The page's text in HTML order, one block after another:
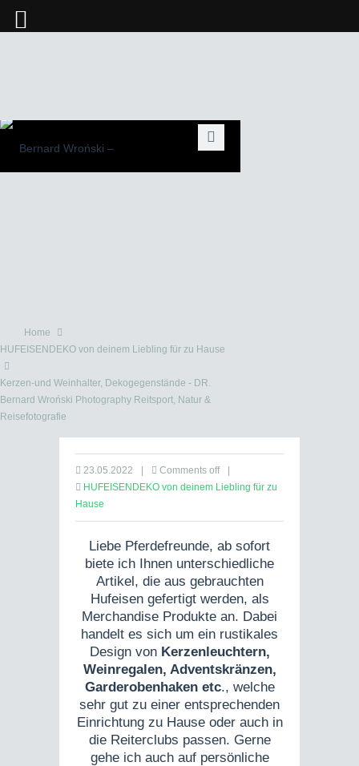
Home
HUFEISENDEKO von deinem Liebling für zu Hause
Kerzen-und Weinhalter, Dekogegenstände - DR.
Bernard Wroński Photography Reitsport, Natur &
Reisefotografie
23.05.2022 Comments off
HUFEISENDEKO von deinem Liebling für zu
Hause
Liebe Pferdefreunde, ab sofort
biete ich Ihnen unterschiedliche
Artikel, die aus gebrauchten
Hufeisen gefertigt werden, als
Merchandise Produkte an. Dabei
handelt es sich um ein rustikales
Design von Kerzenleuchtern,
Weinregalen, Adventskränzen,
Garderobenhaken etc., welche
sehr gut zu einer entsprechenden
Einrichtung zu Hause oder auch in
die Reiterclubs passen. Gerne
gehe ich auch auf persönliche